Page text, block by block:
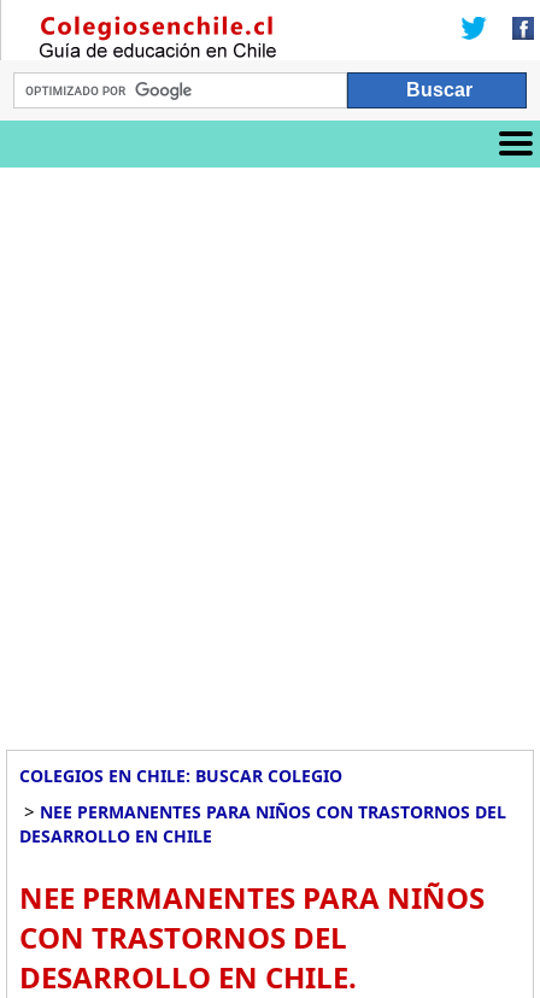
COLEGIOS EN CHILE: BUSCAR COLEGIO
> NEE PERMANENTES PARA NIÑOS CON TRASTORNOS DEL
DESARROLLO EN CHILE
NEE PERMANENTES PARA NIÑOS
CON TRASTORNOS DEL
DESARROLLO EN CHILE.